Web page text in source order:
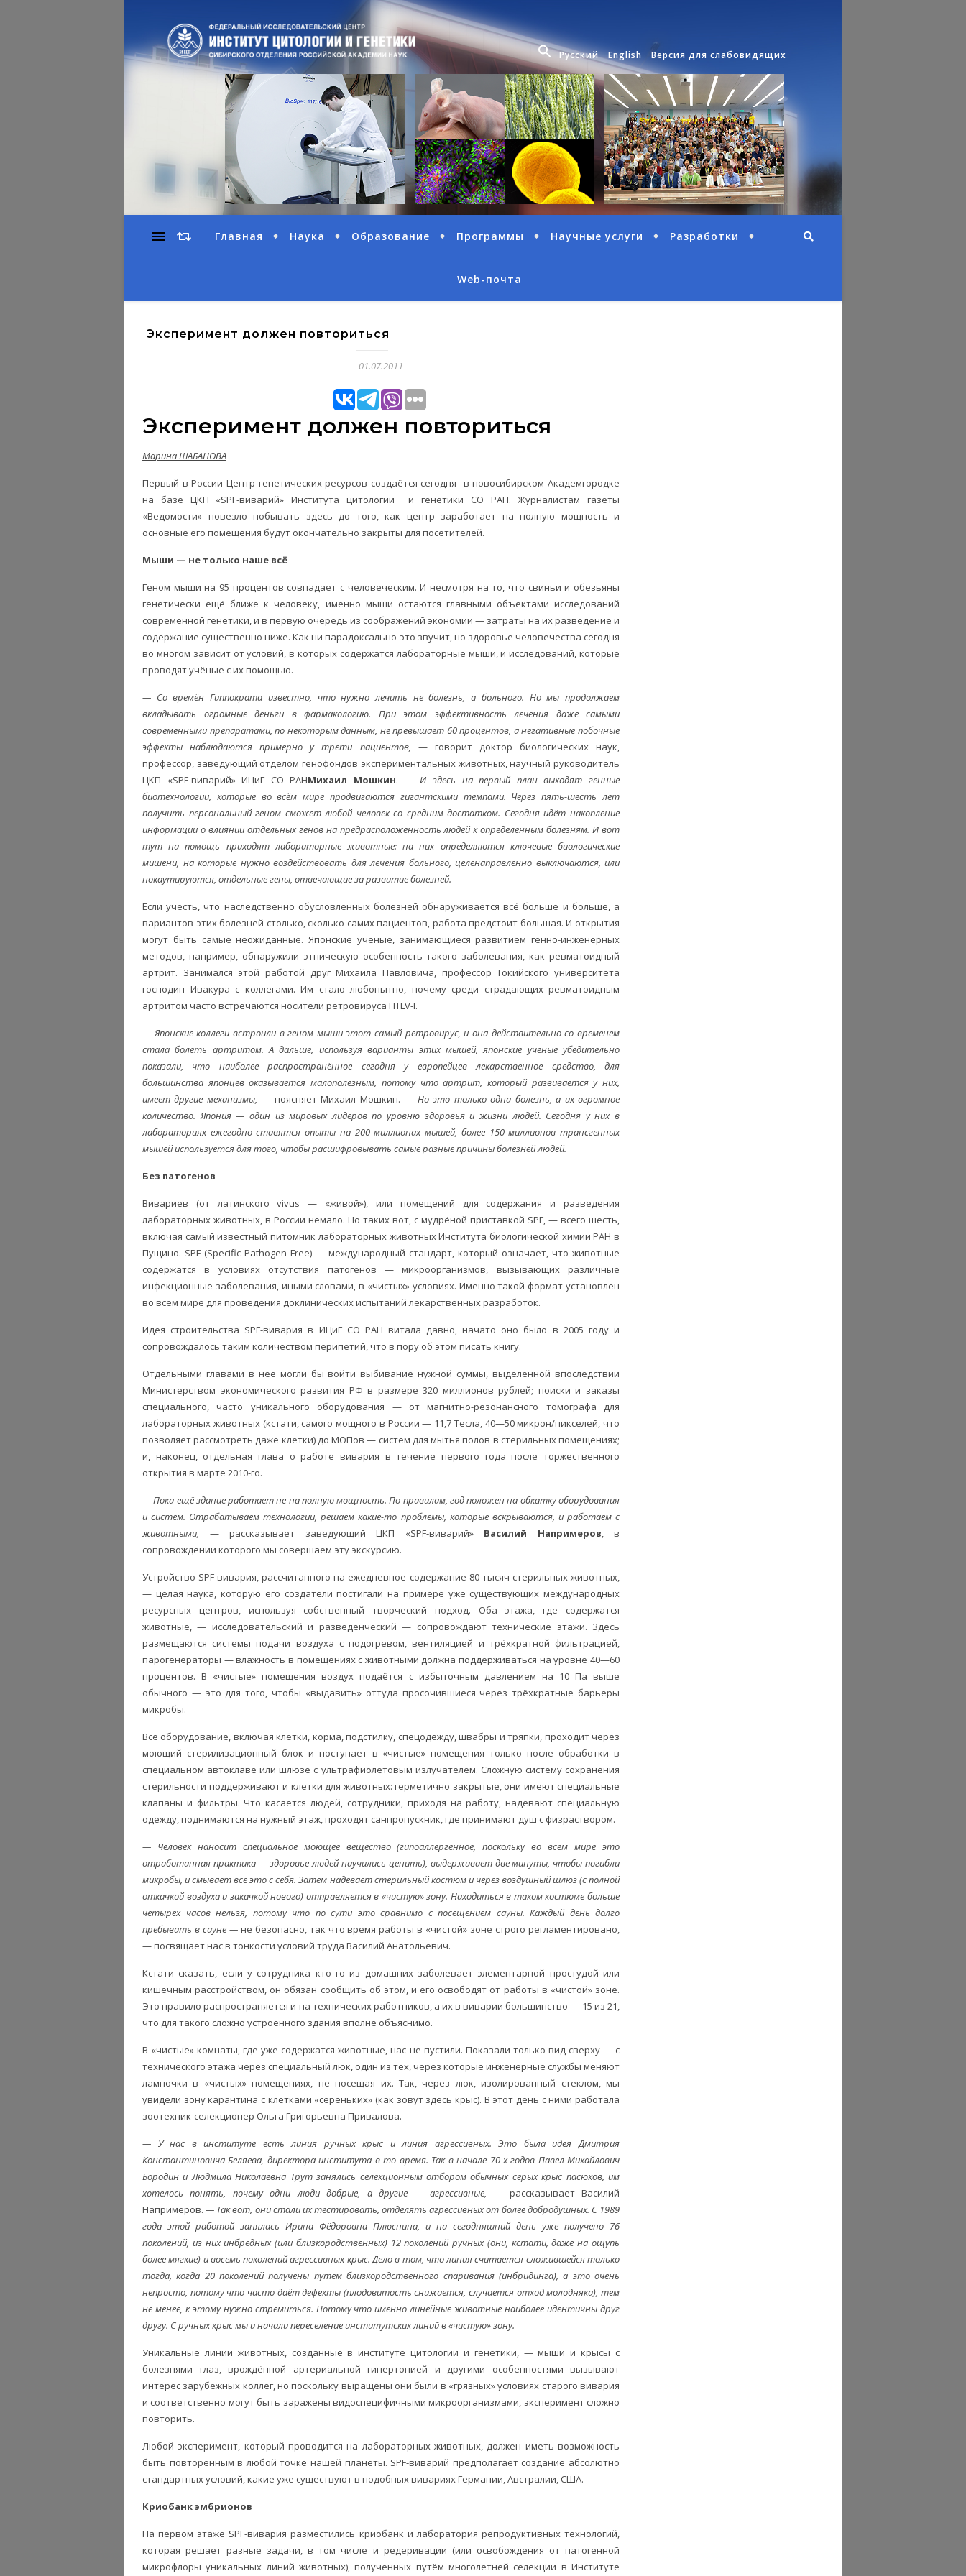
Русский English Версия для слабовидящих
Главная Наука Образование Программы Научные услуги Разработки
Web-почта
Эксперимент должен повториться
01.07.2011
Эксперимент должен повториться
Марина ШАБАНОВА
Первый в России Центр генетических ресурсов создаётся сегодня в новосибирском Академгородке
на базе ЦКП «SPF-виварий» Института цитологии и генетики СО РАН. Журналистам газеты
«Ведомости» повезло побывать здесь до того, как центр заработает на полную мощность и
основные его помещения будут окончательно закрыты для посетителей.
Мыши — не только наше всё
Геном мыши на 95 процентов совпадает с человеческим. И несмотря на то, что свиньи и обезьяны
генетически ещё ближе к человеку, именно мыши остаются главными объектами исследований
современной генетики, и в первую очередь из соображений экономии — затраты на их разведение и
содержание существенно ниже. Как ни парадоксально это звучит, но здоровье человечества сегодня
во многом зависит от условий, в которых содержатся лабораторные мыши, и исследований, которые
проводят учёные с их помощью.
— Со времён Гиппократа известно, что нужно лечить не болезнь, а больного. Но мы продолжаем
вкладывать огромные деньги в фармакологию. При этом эффективность лечения даже самыми
современными препаратами, по некоторым данным, не превышает 60 процентов, а негативные побочные
эффекты наблюдаются примерно у трети пациентов,
— говорит доктор биологических наук,
профессор, заведующий отделом генофондов экспериментальных животных, научный руководитель
ЦКП «SPF-виварий» ИЦиГ СО РАНМихаил Мошкин. —И здесь на первый план выходят генные
биотехнологии, которые во всём мире продвигаются гигантскими темпами. Через пять-шесть лет
получить персональный геном сможет любой человек со средним достатком. Сегодня идёт накопление
информации о влиянии отдельных генов на предрасположенность людей к определённым болезням. И вот
тут на помощь приходят лабораторные животные: на них определяются ключевые биологические
мишени, на которые нужно воздействовать для лечения больного, целенаправленно выключаются, или
нокаутируются, отдельные гены, отвечающие за развитие болезней.
Если учесть, что наследственно обусловленных болезней обнаруживается всё больше и больше, а
вариантов этих болезней столько, сколько самих пациентов, работа предстоит большая. И открытия
могут быть самые неожиданные. Японские учёные, занимающиеся развитием генно-инженерных
методов, например, обнаружили этническую особенность такого заболевания, как ревматоидный
артрит. Занимался этой работой друг Михаила Павловича, профессор Токийского университета
господин Ивакура с коллегами. Им стало любопытно, почему среди страдающих ревматоидным
артритом часто встречаются носители ретровируса HTLV-I.
— Японские коллеги встроили в геном мыши этот самый ретровирус, и она действительно со временем
стала болеть артритом. А дальше, используя варианты этих мышей, японские учёные убедительно
показали, что наиболее распространённое сегодня у европейцев лекарственное средство, для
большинства японцев оказывается малополезным, потому что артрит, который развивается у них,
имеет другие механизмы,— поясняет Михаил Мошкин. — Но это только одна болезнь, а их огромное
количество. Япония — один из мировых лидеров по уровню здоровья и жизни людей. Сегодня у них в
лабораториях ежегодно ставятся опыты на 200 миллионах мышей, более 150 миллионов трансгенных
мышей используется для того, чтобы расшифровывать самые разные причины болезней людей.
Без патогенов
Вивариев (от латинского vivus — «живой»), или помещений для содержания и разведения
лабораторных животных, в России немало. Но таких вот, с мудрёной приставкой SPF, — всего шесть,
включая самый известный питомник лабораторных животных Института биологической химии РАН в
Пущино. SPF (Specific Pathogen Free) — международный стандарт, который означает, что животные
содержатся в условиях отсутствия патогенов — микроорганизмов, вызывающих различные
инфекционные заболевания, иными словами, в «чистых» условиях. Именно такой формат установлен
во всём мире для проведения доклинических испытаний лекарственных разработок.
Идея строительства SPF-вивария в ИЦиГ СО РАН витала давно, начато оно было в 2005 году и
сопровождалось таким количеством перипетий, что в пору об этом писать книгу.
Отдельными главами в неё могли бы войти выбивание нужной суммы, выделенной впоследствии
Министерством экономического развития РФ в размере 320 миллионов рублей; поиски и заказы
специального, часто уникального оборудования — от магнитно-резонансного томографа для
лабораторных животных (кстати, самого мощного в России — 11,7 Тесла, 40—50 микрон/пикселей, что
позволяет рассмотреть даже клетки) до МОПов — систем для мытья полов в стерильных помещениях;
и, наконец, отдельная глава о работе вивария в течение первого года после торжественного
открытия в марте 2010-го.
— Пока ещё здание работает не на полную мощность. По правилам, год положен на обкатку оборудования
и систем. Отрабатываем технологии, решаем какие-то проблемы, которые вскрываются, и работаем с
животными, — рассказывает заведующий ЦКП «SPF-виварий» Василий Напримеров , в
сопровождении которого мы совершаем эту экскурсию.
Устройство SPF-вивария, рассчитанного на ежедневное содержание 80 тысяч стерильных животных,
— целая наука, которую его создатели постигали на примере уже существующих международных
ресурсных центров, используя собственный творческий подход. Оба этажа, где содержатся
животные, — исследовательский и разведенческий — сопровождают технические этажи. Здесь
размещаются системы подачи воздуха с подогревом, вентиляцией и трёхкратной фильтрацией,
парогенераторы — влажность в помещениях с животными должна поддерживаться на уровне 40—60
процентов. В «чистые» помещения воздух подаётся с избыточным давлением на 10 Па выше
обычного — это для того, чтобы «выдавить» оттуда просочившиеся через трёхкратные барьеры
микробы.
Всё оборудование, включая клетки, корма, подстилку, спецодежду, швабры и тряпки, проходит через
моющий стерилизационный блок и поступает в «чистые» помещения только после обработки в
специальном автоклаве или шлюзе с ультрафиолетовым излучателем. Сложную систему сохранения
стерильности поддерживают и клетки для животных: герметично закрытые, они имеют специальные
клапаны и фильтры. Что касается людей, сотрудники, приходя на работу, надевают специальную
одежду, поднимаются на нужный этаж, проходят санпропускник, где принимают душ с физраствором.
— Человек наносит специальное моющее вещество (гипоаллергенное, поскольку во всём мире это
отработанная практика — здоровье людей научились ценить), выдерживает две минуты, чтобы погибли
микробы, и смывает всё это с себя. Затем надевает стерильный костюм и через воздушный шлюз (с полной
откачкой воздуха и закачкой нового) отправляется в «чистую» зону. Находиться в таком костюме больше
четырёх часов нельзя, потому что по сути это сравнимо с посещением сауны. Каждый день долго
пребывать в сауне —не безопасно, так что время работы в «чистой» зоне строго регламентировано,
— посвящает нас в тонкости условий труда Василий Анатольевич.
Кстати сказать, если у сотрудника кто-то из домашних заболевает элементарной простудой или
кишечным расстройством, он обязан сообщить об этом, и его освободят от работы в «чистой» зоне.
Это правило распространяется и на технических работников, а их в виварии большинство — 15 из 21,
что для такого сложно устроенного здания вполне объяснимо.
В «чистые» комнаты, где уже содержатся животные, нас не пустили. Показали только вид сверху — с
технического этажа через специальный люк, один из тех, через которые инженерные службы меняют
лампочки в «чистых» помещениях, не посещая их. Так, через люк, изолированный стеклом, мы
увидели зону карантина с клетками «сереньких» (как зовут здесь крыс). В этот день с ними работала
зоотехник-селекционер Ольга Григорьевна Привалова.
— У нас в институте есть линия ручных крыс и линия агрессивных. Это была идея Дмитрия
Константиновича Беляева, директора института в то время. Так в начале 70-х годов Павел Михайлович
Бородин и Людмила Николаевна Трут занялись селекционным отбором обычных серых крыс пасюков, им
хотелось понять, почему одни люди добрые, а другие — агрессивные,— рассказывает Василий
Напримеров.— Так вот, они стали их тестировать, отделять агрессивных от более добродушных. С 1989
года этой работой занялась Ирина Фёдоровна Плюснина, и на сегодняшний день уже получено 76
поколений, из них инбредных (или близкородственных) 12 поколений ручных (они, кстати, даже на ощупь
более мягкие) и восемь поколений агрессивных крыс. Дело в том, что линия считается сложившейся только
тогда, когда 20 поколений получены путём близкородственного спаривания (инбридинга), а это очень
непросто, потому что часто даёт дефекты (плодовитость снижается, случается отход молодняка), тем
не менее, к этому нужно стремиться. Потому что именно линейные животные наиболее идентичны друг
другу. С ручных крыс мы и начали переселение институтских линий в «чистую» зону.
Уникальные линии животных, созданные в институте цитологии и генетики, — мыши и крысы с
болезнями глаз, врождённой артериальной гипертонией и другими особенностями вызывают
интерес зарубежных коллег, но поскольку выращены они были в «грязных» условиях старого вивария
и соответственно могут быть заражены видоспецифичными микроорганизмами, эксперимент сложно
повторить.
Любой эксперимент, который проводится на лабораторных животных, должен иметь возможность
быть повторённым в любой точке нашей планеты. SPF-виварий предполагает создание абсолютно
стандартных условий, какие уже существуют в подобных вивариях Германии, Австралии, США.
Криобанк эмбрионов
На первом этаже SPF-вивария разместились криобанк и лаборатория репродуктивных технологий,
которая решает разные задачи, в том числе и редеривации (или освобождения от патогенной
микрофлоры уникальных линий животных), полученных путём многолетней селекции в Институте